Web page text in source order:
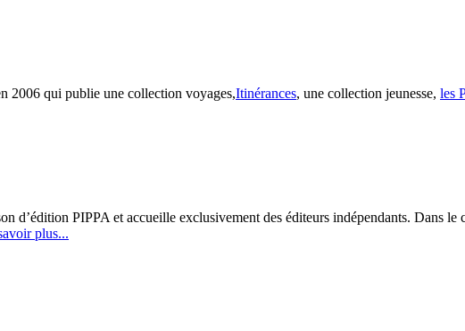
2006 qui publie une collection voyages,Itinérances, une collection jeunesse, les
d’édition PIPPA et accueille exclusivement des éditeurs indépendants. Dans le
plus...